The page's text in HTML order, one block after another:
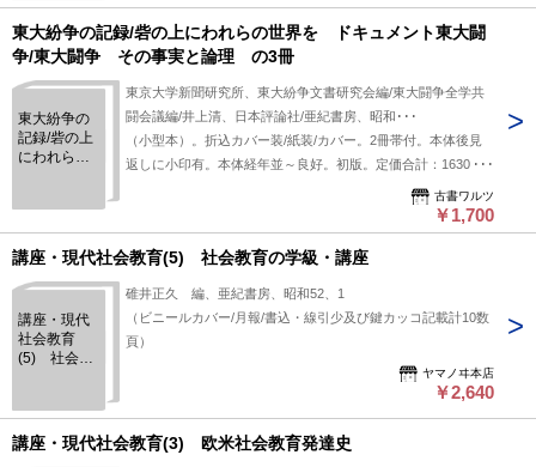
東大紛争の記録/砦の上にわれらの世界を ドキュメント東大闘
争/東大闘争 その事実と論理 の3冊
東大紛争の
記録/砦の上
にわれらの
東大闘争/東
大闘争 そ
の事実と論
東京大学新聞研究所、東大紛争文書研究会編/東大闘争全学共
闘会議編/井上清、日本評論社/亜紀書房、昭和･･･
（小型本）。折込カバー装/紙装/カバー。2冊帯付。本体後見
返しに小印有。本体経年並～良好。初版。定価合計：1630
古書ワルツ
￥1,700
講座・現代社会教育(5) 社会教育の学級・講座
講座・現代
社会教育
(5) 社会教
碓井正久 編、亜紀書房、昭和52、1
（ビニールカバー/月報/書込・線引少及び鍵カッコ記載計10数
頁）
ヤマノヰ本店
￥2,640
講座・現代社会教育(3) 欧米社会教育発達史